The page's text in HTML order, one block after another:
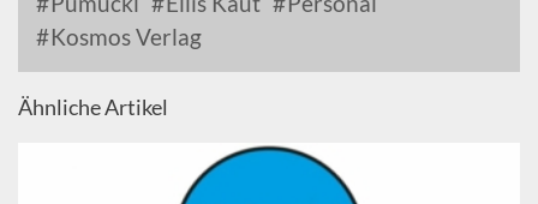
Kosmos Verlag
Ähnliche Artikel